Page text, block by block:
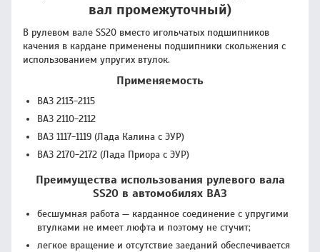
вал промежуточный)
В рулевом вале SS20 вместо игольчатых подшипников
качения в кардане применены подшипники скольжения с
использованием упругих втулок.
Применяемость
ВАЗ 2113-2115
ВАЗ 2110-2112
ВАЗ 1117-1119 (Лада Калина с ЭУР)
ВАЗ 2170-2172 (Лада Приора с ЭУР)
Преимущества использования рулевого вала
SS20 в автомобилях ВАЗ
бесшумная работа — карданное соединение с упругими
втулками не имеет люфта и поэтому не стучит;
легкое вращение и отсутствие заеданий обеспечивается